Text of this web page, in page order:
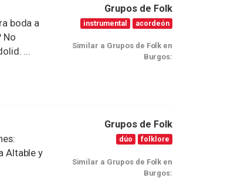
boda a
No
...
Grupos de Folk
instrumental acordeón
Similar a Grupos de Folk en
Burgos:
Altable y
Grupos de Folk
dúo folklore
Similar a Grupos de Folk en
Burgos: